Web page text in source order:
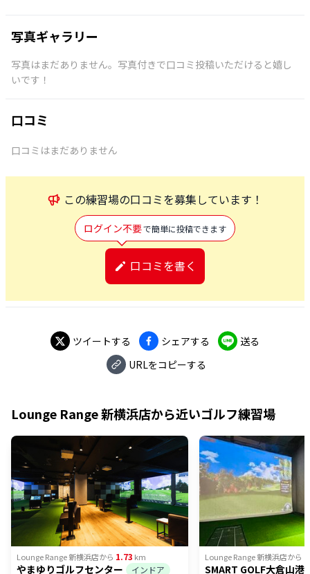
写真ギャラリー
写真はまだありません。写真付きで口コミ投稿いただけると嬉し
いです！
口コミ
口コミはまだありません
この練習場の口コミを募集しています！
ログイン不要で簡単に投稿できます
口コミを書く
ツイートする シェアする
送る
URLをコピーする
Lounge Range 新横浜店から近いゴルフ練習場
Lounge Range 新横浜店から 1.73 km
やまゆりゴルフセンター
インドア
Lounge Range 新横浜店から
SMART GOLF大倉山港